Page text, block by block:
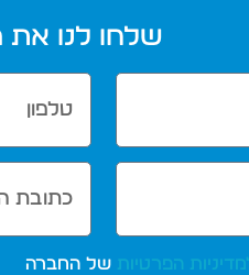
שלחו לנו את
הפרטיות של החברה